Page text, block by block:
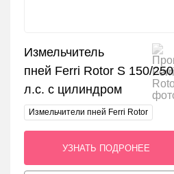
Измельчитель
пней Ferri Rotor S 150/250
л.с. с цилиндром
Измельчители пней Ferri Rotor
УЗНАТЬ ПОДРОНЕЕ